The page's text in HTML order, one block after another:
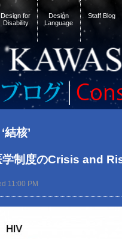
Design for
Disability
Design
Language
Staff Blog
核’
学制度のCrisis and
11:00 PM